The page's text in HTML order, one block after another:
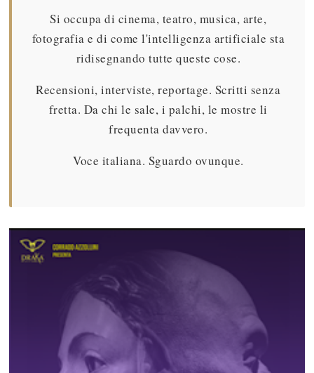
Si occupa di cinema, teatro, musica, arte,
fotografia e di come l'intelligenza artificiale sta
ridisegnando tutte queste cose.
Recensioni, interviste, reportage. Scritti senza
fretta. Da chi le sale, i palchi, le mostre li
frequenta davvero.
Voce italiana. Sguardo ovunque.